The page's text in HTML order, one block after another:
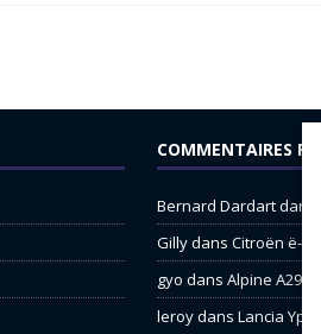
COMMENTAIRES
Bernard Dardartdans
Gillydans Citroën ë-
gyo dans Alpine A290
leroydans Lancia